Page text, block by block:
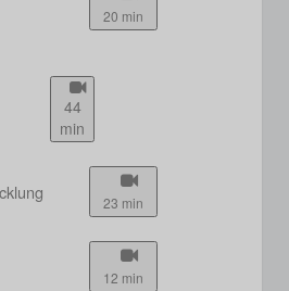
20 min
44
min
23 min
12 min